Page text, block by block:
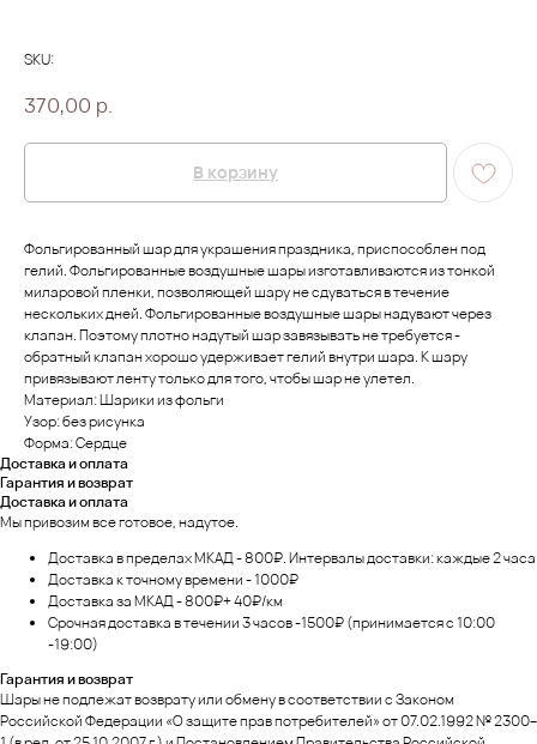
SKU:
370,00 р.
В корзину
Фольгированный шар для украшения праздника, приспособлен под
гелий. Фольгированные воздушные шары изготавливаются из тонкой
миларовой пленки, позволяющей шару не сдуваться в течение
нескольких дней. Фольгированные воздушные шары надувают через
клапан. Поэтому плотно надутый шар завязывать не требуется -
обратный клапан хорошо удерживает гелий внутри шара. К шару
привязывают ленту только для того, чтобы шар не улетел.
Материал: Шарики из фольги
Узор: без рисунка
Форма: Сердце
Доставка и оплата
Гарантия и возврат
Доставка и оплата
Мы привозим все готовое, надутое.
Доставка в пределах МКАД - 800₽. Интервалы доставки: каждые 2 часа
Доставка к точному времени - 1000₽
Доставка за МКАД - 800₽+ 40₽/км
Срочная доставка в течении 3 часов -1500₽ (принимается с 10:00
-19:00)
Гарантия и возврат
Шары не подлежат возврату или обмену в соответствии с Законом
Российской Федерации «О защите прав потребителей» от 07.02.1992 № 2300–